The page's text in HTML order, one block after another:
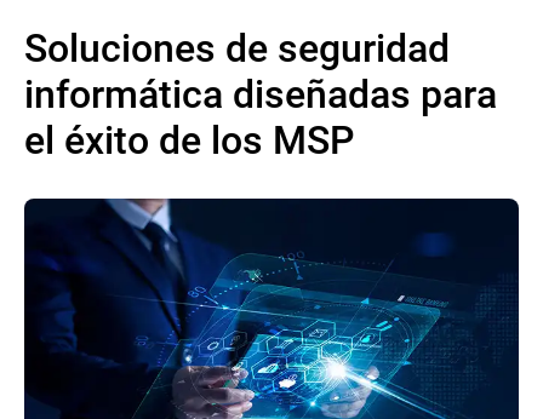
Soluciones de seguridad
informática diseñadas para
el éxito de los MSP